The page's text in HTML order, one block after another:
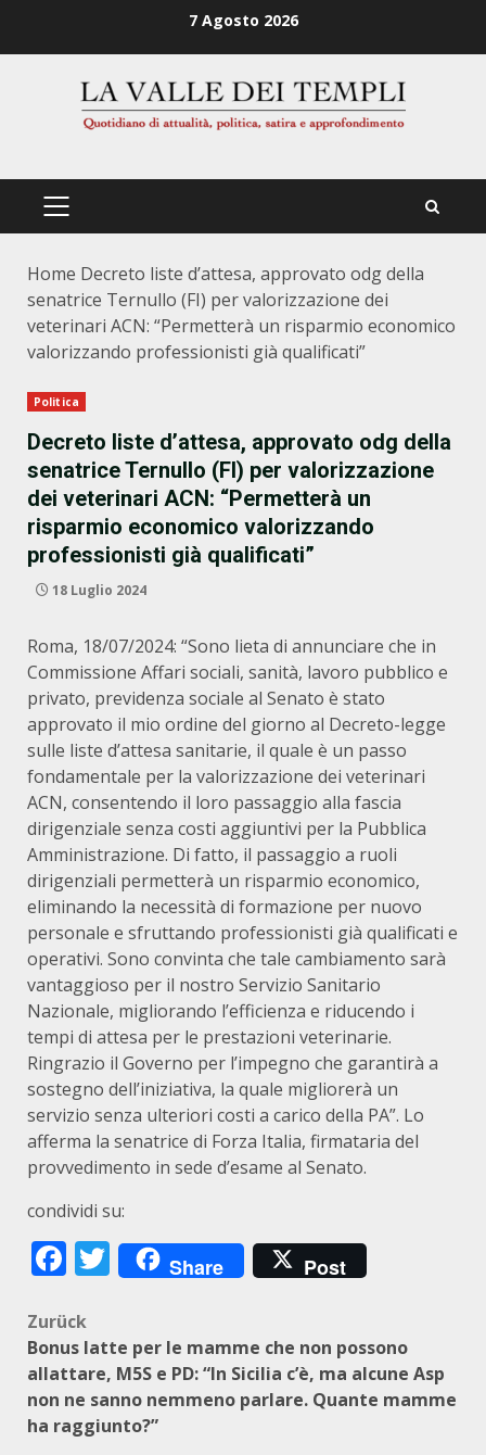
7 Agosto 2026
PRIMÄRES
Home Decreto liste d’attesa, approvato odg della
senatrice Ternullo (FI) per valorizzazione dei
veterinari ACN: “Permetterà un risparmio economico
valorizzando professionisti già qualificati”
Politica
Decreto liste d’attesa, approvato odg della
senatrice Ternullo (FI) per valorizzazione
dei veterinari ACN: “Permetterà un
risparmio economico valorizzando
professionisti già qualificati”
18 Luglio 2024
Roma, 18/07/2024: “Sono lieta di annunciare che in
Commissione Affari sociali, sanità, lavoro pubblico e
privato, previdenza sociale al Senato è stato
approvato il mio ordine del giorno al Decreto-legge
sulle liste d’attesa sanitarie, il quale è un passo
fondamentale per la valorizzazione dei veterinari
ACN, consentendo il loro passaggio alla fascia
dirigenziale senza costi aggiuntivi per la Pubblica
Amministrazione. Di fatto, il passaggio a ruoli
dirigenziali permetterà un risparmio economico,
eliminando la necessità di formazione per nuovo
personale e sfruttando professionisti già qualificati e
operativi. Sono convinta che tale cambiamento sarà
vantaggioso per il nostro Servizio Sanitario
Nazionale, migliorando l’efficienza e riducendo i
tempi di attesa per le prestazioni veterinarie.
Ringrazio il Governo per l’impegno che garantirà a
sostegno dell’iniziativa, la quale migliorerà un
servizio senza ulteriori costi a carico della PA”. Lo
afferma la senatrice di Forza Italia, firmataria del
provvedimento in sede d’esame al Senato.
condividi su:
Facebook
Twitter
Share Post
Beitragsnavigation
Zurück
Bonus latte per le mamme che non possono
allattare, M5S e PD: “In Sicilia c’è, ma alcune Asp
non ne sanno nemmeno parlare. Quante mamme
ha raggiunto?”